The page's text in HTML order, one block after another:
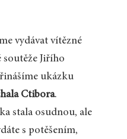
vydávat vítězné
soutěže Jiřího
ukázku
Ctibora.
stala osudnou, ale
s potěšením,